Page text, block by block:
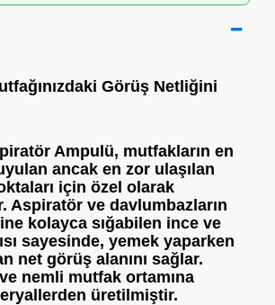
Görüş Netliğini
Ampulü, mutfakların en
ancak en zor ulaşılan
için özel olarak
Aspiratör ve davlumbazların
kolayca sığabilen ince ve
sayesinde, yemek yaparken
net görüş alanını sağlar.
nemli mutfak ortamına
üretilmiştir.